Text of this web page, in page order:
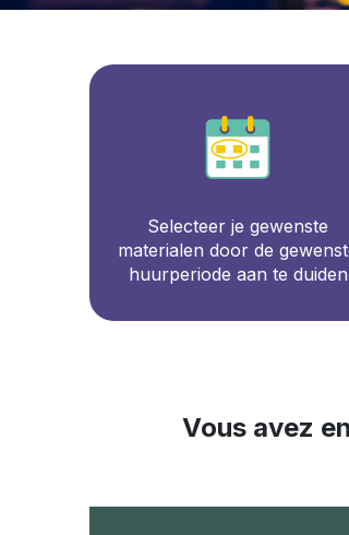
Selecteer je gewenste
materialen door de
huurperiode aan te duiden
Vous avez